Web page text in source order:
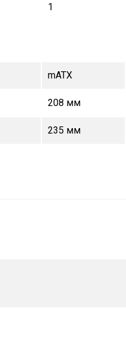
1
mATX
208 мм
235 мм